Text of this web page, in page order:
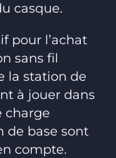
casque.
pour l’achat
sans fil
la station de
à jouer dans
charge
de base sont
compte.